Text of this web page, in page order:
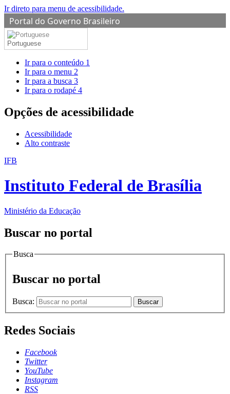
Ir direto para menu de acessibilidade.
Portal do Governo Brasileiro
Portuguese
Ir para o conteúdo 1
Ir para o menu 2
Ir para a busca 3
Ir para o rodapé 4
Opções de acessibilidade
Acessibilidade
Alto contraste
IFB
Instituto Federal de Brasília
Ministério da Educação
Buscar no portal
Busca
Buscar no portal
Busca: Buscar
Redes Sociais
Facebook
Twitter
YouTube
Instagram
RSS